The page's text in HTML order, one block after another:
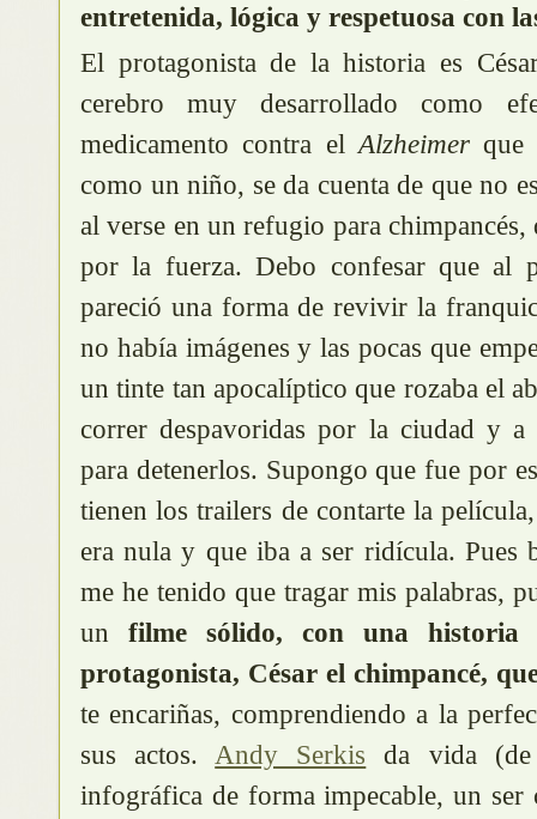
entretenida, lógica y respetuosa con
El protagonista de la historia es
cerebro muy desarrollado como
medicamento contra el Alzheimerque
como un niño, se da cuenta de que no
al verse en un refugio para
por la fuerza. Debo confesar que al
pareció una forma de revivir la
no había imágenes y las pocas que
un tinte tan apocalíptico que rozaba el
correr despavoridas por la ciudad y a
para detenerlos. Supongo que fue por
tienen los trailers de contarte la
era nula y que iba a ser ridícula. Pues
me he tenido que tragar mis palabras,
un filme sólido, con una
protagonista, César el chimpancé,
te encariñas, comprendiendo a la
sus actos. Andy Serkis da vida
infográfica de forma impecable, un ser